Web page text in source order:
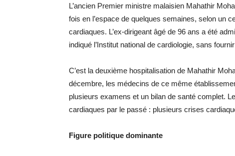
L’ancien Premier ministre malaisien Mahathir
fois en l’espace de quelques semaines, selon un
cardiaques. L’ex-dirigeant âgé de 96 ans a été
indiqué l’Institut national de cardiologie, sans
C’est la deuxième hospitalisation de Mahathir
décembre, les médecins de ce même
plusieurs examens et un bilan de santé complet.
cardiaques par le passé : plusieurs crises
Figure politique dominante